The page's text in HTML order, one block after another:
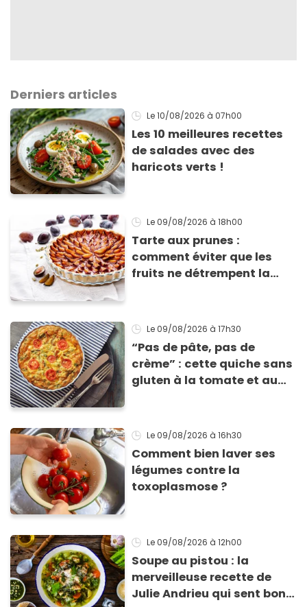
Derniers articles
Le 10/08/2026 à 07h00
Les 10 meilleures recettes
de salades avec des
haricots verts !
Le 09/08/2026 à 18h00
Tarte aux prunes :
comment éviter que les
fruits ne détrempent la
Le 09/08/2026 à 17h30
“Pas de pâte, pas de
crème” : cette quiche sans
gluten à la tomate et au
Le 09/08/2026 à 16h30
Comment bien laver ses
légumes contre la
toxoplasmose ?
Le 09/08/2026 à 12h00
Soupe au pistou : la
merveilleuse recette de
Julie Andrieu qui sent bon